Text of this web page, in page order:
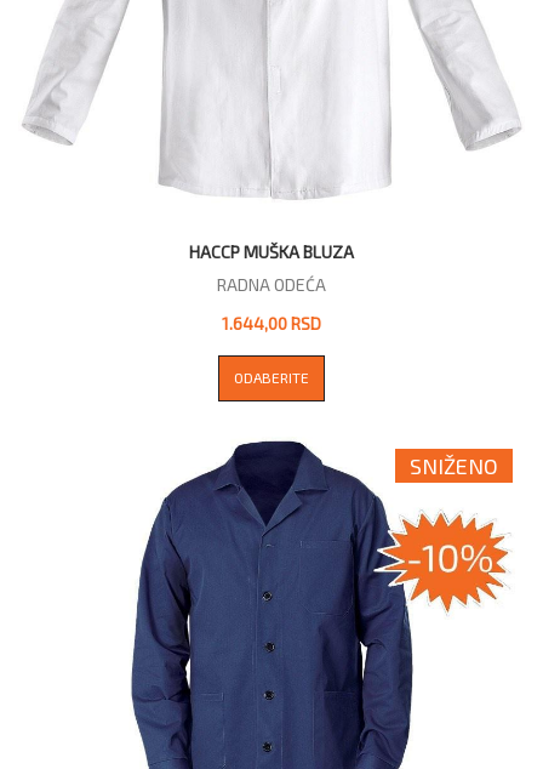
HACCP MUŠKA BLUZA
RADNA ODEĆA
1.644,00 RSD
ODABERITE
SNIŽENO